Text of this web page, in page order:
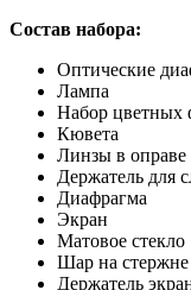
Состав набора:
Оптические
Лампа
Набор цветных
Кювета
Линзы в оправе
Держатель для
Диафрагма
Экран
Матовое стекло
Шар на стержне
Держатель